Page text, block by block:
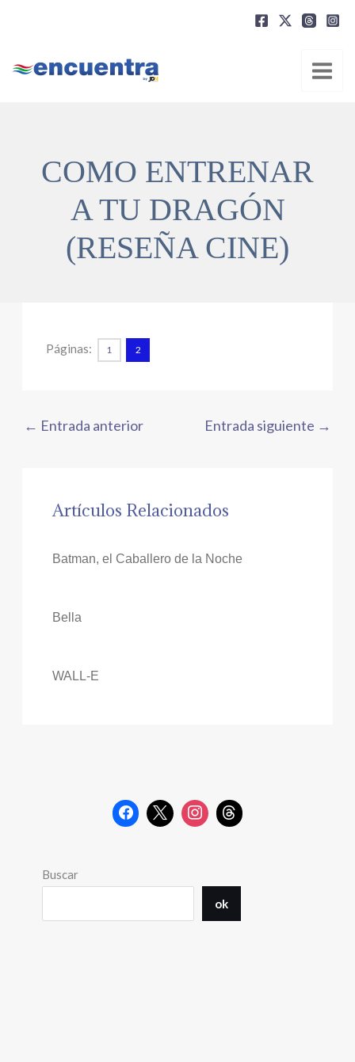
COMO ENTRENAR
A TU DRAGÓN
(RESEÑA CINE)
Páginas: 1 2
← Entrada anterior Entrada siguiente →
Artículos Relacionados
Batman, el Caballero de la Noche
Bella
WALL-E
Buscar
ok